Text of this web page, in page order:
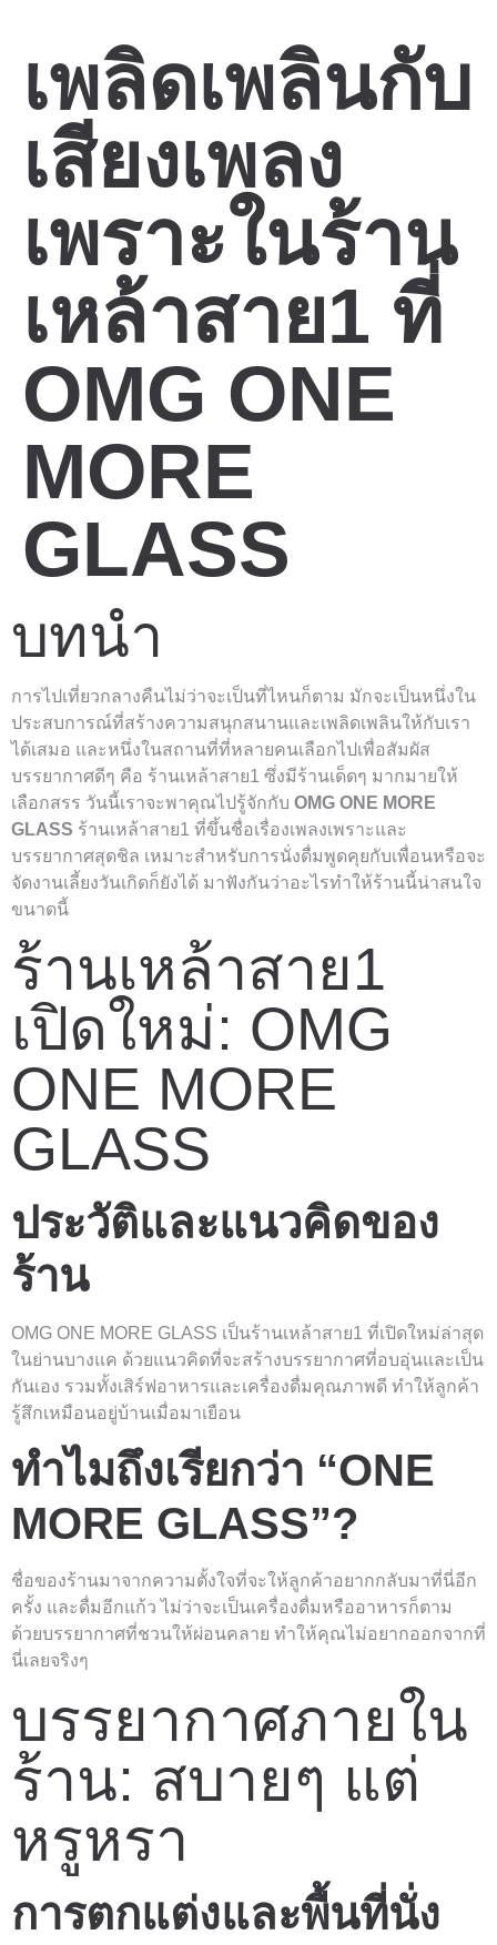
เพลิดเพลินกับ
เสียงเพลง
เพราะในร้าน
เหล้าสาย1 ที่
OMG ONE
MORE
GLASS
บทนำ
การไปเที่ยวกลางคืนไม่ว่าจะเป็นที่ไหนก็ตาม มักจะเป็นหนึ่งใน
ประสบการณ์ที่สร้างความสนุกสนานและเพลิดเพลินให้กับเรา
ได้เสมอ และหนึ่งในสถานที่ที่หลายคนเลือกไปเพื่อสัมผัส
บรรยากาศดีๆ คือ ร้านเหล้าสาย1 ซึ่งมีร้านเด็ดๆ มากมายให้
เลือกสรร วันนี้เราจะพาคุณไปรู้จักกับ OMG ONE MORE
GLASS ร้านเหล้าสาย1 ที่ขึ้นชื่อเรื่องเพลงเพราะและ
บรรยากาศสุดชิล เหมาะสำหรับการนั่งดื่มพูดคุยกับเพื่อนหรือจะ
จัดงานเลี้ยงวันเกิดก็ยังได้ มาฟังกันว่าอะไรทำให้ร้านนี้น่าสนใจ
ขนาดนี้
ร้านเหล้าสาย1
เปิดใหม่: OMG
ONE MORE
GLASS
ประวัติและแนวคิดของ
ร้าน
OMG ONE MORE GLASS เป็นร้านเหล้าสาย1 ที่เปิดใหม่ล่าสุด
ในย่านบางแค ด้วยแนวคิดที่จะสร้างบรรยากาศที่อบอุ่นและเป็น
กันเอง รวมทั้งเสิร์ฟอาหารและเครื่องดื่มคุณภาพดี ทำให้ลูกค้า
รู้สึกเหมือนอยู่บ้านเมื่อมาเยือน
ทำไมถึงเรียกว่า “ONE
MORE GLASS”?
ชื่อของร้านมาจากความตั้งใจที่จะให้ลูกค้าอยากกลับมาที่นี่อีก
ครั้ง และดื่มอีกแก้ว ไม่ว่าจะเป็นเครื่องดื่มหรืออาหารก็ตาม
ด้วยบรรยากาศที่ชวนให้ผ่อนคลาย ทำให้คุณไม่อยากออกจากที่
นี่เลยจริงๆ
บรรยากาศภายใน
ร้าน: สบายๆ แต่
หรูหรา
การตกแต่งและพื้นที่นั่ง